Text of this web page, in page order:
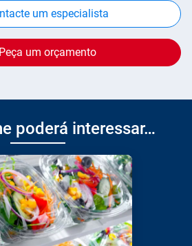
um especialista
Peça um orçamento
poderá interessar…